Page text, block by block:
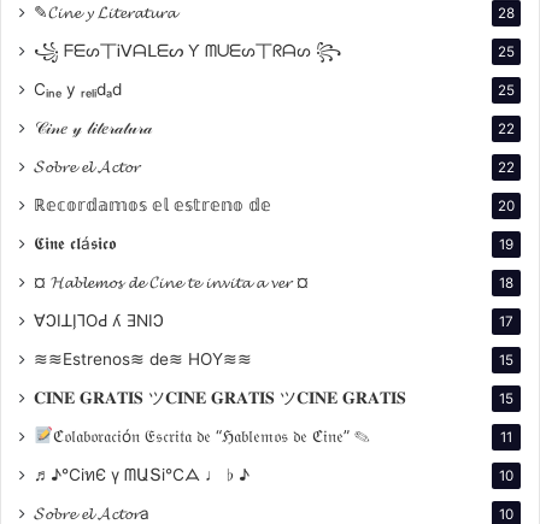
✎𝓒𝓲𝓷𝓮 𝔂 𝓛𝓲𝓽𝓮𝓻𝓪𝓽𝓾𝓻𝓪 28
꧁ ᖴᗴᔕ丅Ꭵᐯᗩᒪᗴᔕ Ƴ ᗰᑌᗴᔕ丅ᖇᗩᔕ ꧂ 25
Cᵢₙₑ y ᵣₑₗᵢdₐd 25
𝒞𝒾𝓃𝑒 𝓎 𝓁𝒾𝓉𝑒𝓇𝒶𝓉𝓊𝓇𝒶 22
𝓢𝓸𝓫𝓻𝓮 𝓮𝓵 𝓐𝓬𝓽𝓸𝓻 22
ℝ𝕖𝕔𝕠𝕣𝕕𝕒𝕞𝕠𝕤 𝕖𝕝 𝕖𝕤𝕥𝕣𝕖𝕟𝕠 𝕕𝕖 20
𝕮𝖎𝖓𝖊 𝖈𝖑á𝖘𝖎𝖈𝖔 19
¤ 𝓗𝓪𝓫𝓵𝓮𝓶𝓸𝓼 𝓭𝓮 𝓒𝓲𝓷𝓮 𝓽𝓮 𝓲𝓷𝓿𝓲𝓽𝓪 𝓪 𝓿𝓮𝓻 ¤ 18
∀ϽIꓕI̗⅂OԀ ʎ ƎNIϽ 17
≋≋Estrenos≋ de≋ HOY≋≋ 15
𝐂𝐈𝐍𝐄 𝐆𝐑𝐀𝐓𝐈𝐒 ツ𝐂𝐈𝐍𝐄 𝐆𝐑𝐀𝐓𝐈𝐒 ツ𝐂𝐈𝐍𝐄 𝐆𝐑𝐀𝐓𝐈𝐒 15
ℭ𝔬𝔩𝔞𝔟𝔬𝔯𝔞𝔠𝔦ó𝔫 𝔈𝔰𝔠𝔯𝔦𝔱𝔞 𝔡𝔢 “ℌ𝔞𝔟𝔩𝔢𝔪𝔬𝔰 𝔡𝔢 ℭ𝔦𝔫𝔢” ✎ 11
♬♪℃іทЄ ү ᗰԱՏі℃ᗋ ♩ ♭ ♪ 10
𝓢𝓸𝓫𝓻𝓮 𝓮𝓵 𝓐𝓬𝓽𝓸𝓻a 10